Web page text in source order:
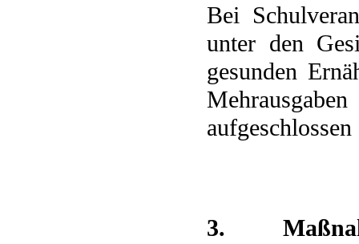
Bei
unter den
gesunden
3.